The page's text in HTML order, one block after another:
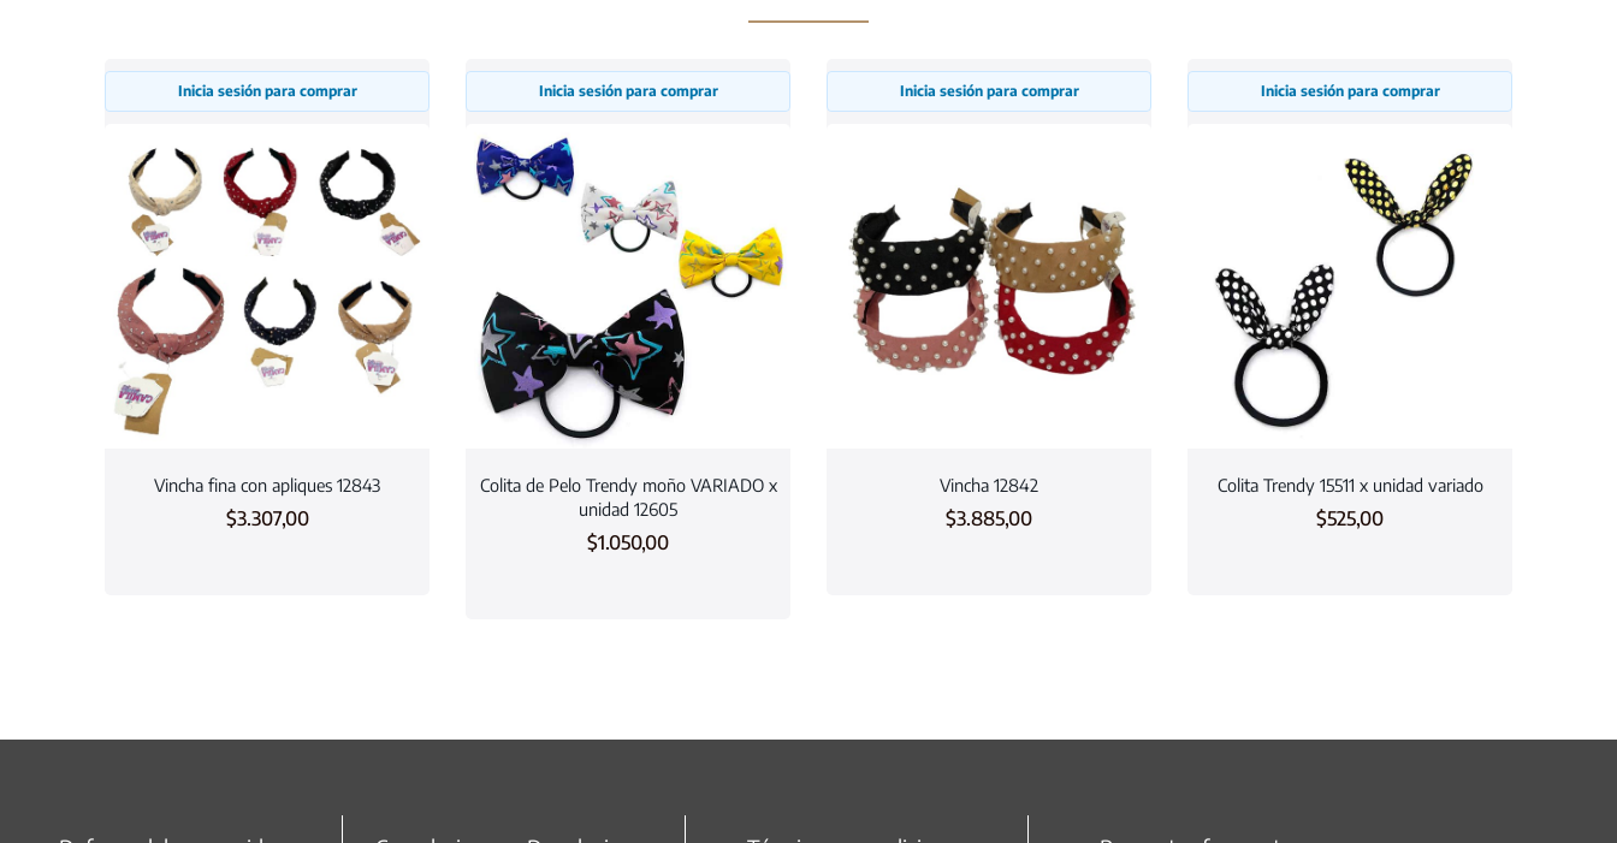
Inicia sesión para comprar
Vincha fina con apliques 12843
$3.307,00
Inicia sesión para comprar
Colita de Pelo Trendy moño VARIADO x
unidad 12605
$1.050,00
Inicia sesión para comprar
Vincha 12842
$3.885,00
Inicia sesión para comprar
Colita Trendy 15511 x unidad variado
$525,00